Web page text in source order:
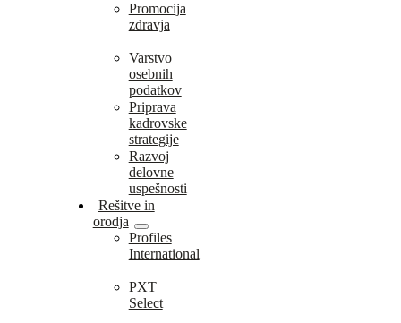
Promocija
zdravja
Varstvo
osebnih
podatkov
Priprava
kadrovske
strategije
Razvoj
delovne
uspešnosti
Rešitve in
orodja
Profiles
International
PXT
Select